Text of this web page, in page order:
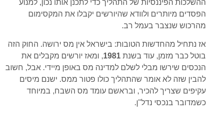
ההשלכות הפיננסיות של התהליך כדי לתכנן אותו נכון, למנוע
הפסדים מיותרים ולוודא שהיורשים יקבלו את המקסימום
מהרכוש שנצבר בעמל רב.
אז נתחיל מהחדשות הטובות: בישראל אין מס ירושה. החוק הזה
בוטל כבר מזמן, עוד בשנת 1981, ומאז יורשים מקבלים את
הנכסים שירשו מבלי לשלם למדינה מס באופן מיידי. אבל, חשוב
להבין שזה לא אומר שהתהליך כולו פטור ממס. ישנם מיסים
עקיפים שצריך להכיר, ובראשם עומד מס השבח, במיוחד
כשמדובר בנכסי נדל"ן.